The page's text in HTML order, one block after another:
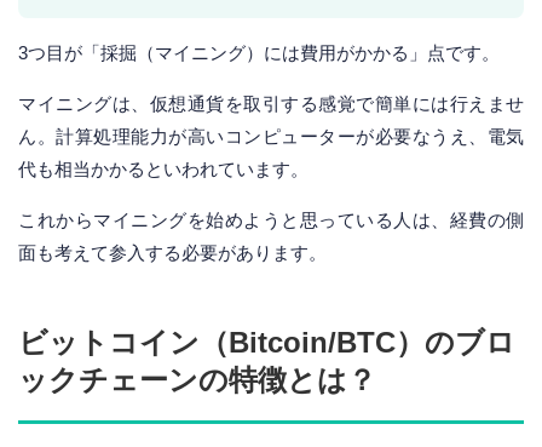
3つ目が「採掘（マイニング）には費用がかかる」点です。
マイニングは、仮想通貨を取引する感覚で簡単には行えませ
ん。計算処理能力が高いコンピューターが必要なうえ、電気
代も相当かかるといわれています。
これからマイニングを始めようと思っている人は、経費の側
面も考えて参入する必要があります。
ビットコイン（Bitcoin/BTC）のブロ
ックチェーンの特徴とは？